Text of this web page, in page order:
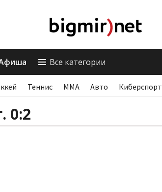
Все категории
Теннис ММА Авто Киберспорт
0:2